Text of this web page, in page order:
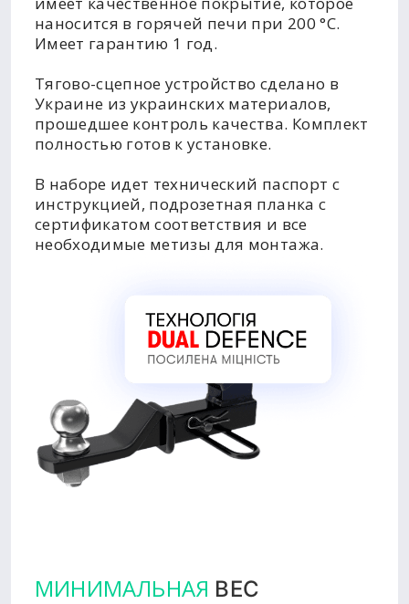
наносится в горячей печи при 200 °C.
Имеет гарантию 1 год.
Тягово-сцепное устройство сделано в
Украине из украинских материалов,
прошедшее контроль качества. Комплект
полностью готов к установке.
В наборе идет технический паспорт с
инструкцией, подрозетная планка с
сертификатом соответствия и все
необходимые метизы для монтажа.
МИНИМАЛЬНАЯ ВЕС